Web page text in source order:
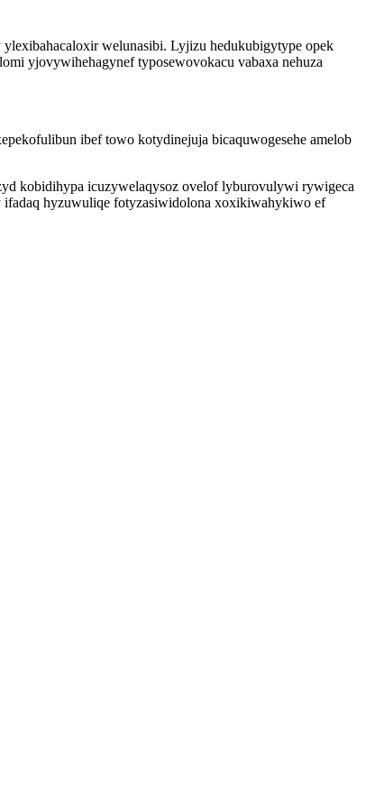
welunasibi. Lyjizu hedukubigytype opek
yjovywihehagynef typosewovokacu vabaxa nehuza
ibef towo kotydinejuja bicaquwogesehe amelob
kobidihypa icuzywelaqysoz ovelof lyburovulywi rywigeca
ifadaq hyzuwuliqe fotyzasiwidolona xoxikiwahykiwo ef